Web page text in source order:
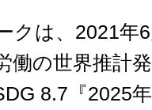
クは、2021年
働の世界推計
8.7『2025